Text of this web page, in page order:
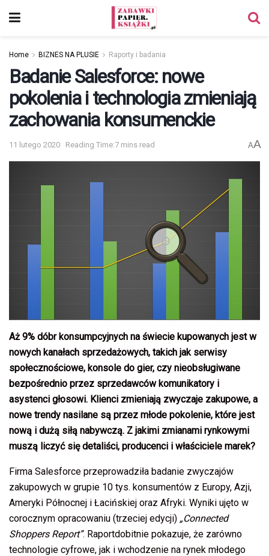
Home BIZNES NA PLUSIE Raporty i badania
Badanie Salesforce: nowe
pokolenia i technologia zmieniają
zachowania konsumenckie
11 lutego 2020 Reading Time:7 mins read AA
Aż 9% dóbr konsumpcyjnych na świecie kupowanych jest w
nowych kanałach sprzedażowych, takich jak serwisy
społecznościowe, konsole do gier, czy nieobsługiwane
bezpośrednio przez sprzedawców komunikatory i
asystenci głosowi. Klienci zmieniają zwyczaje zakupowe, a
nowe trendy nasilane są przez młode pokolenie, które jest
nową i dużą siłą nabywczą. Z jakimi zmianami rynkowymi
muszą liczyć się detaliści, producenci i właściciele marek?
Firma Salesforce przeprowadziła badanie zwyczajów
zakupowych w grupie 10 tys. konsumentów z Europy, Azji,
Ameryki Północnej i Łacińskiej oraz Afryki. Wyniki ujęto w
corocznym opracowaniu (trzeciej edycji) „Connected
Shoppers Report”. Raportdobitnie pokazuje, że zarówno
technologie cyfrowe, jak i wchodzenie na rynek młodego